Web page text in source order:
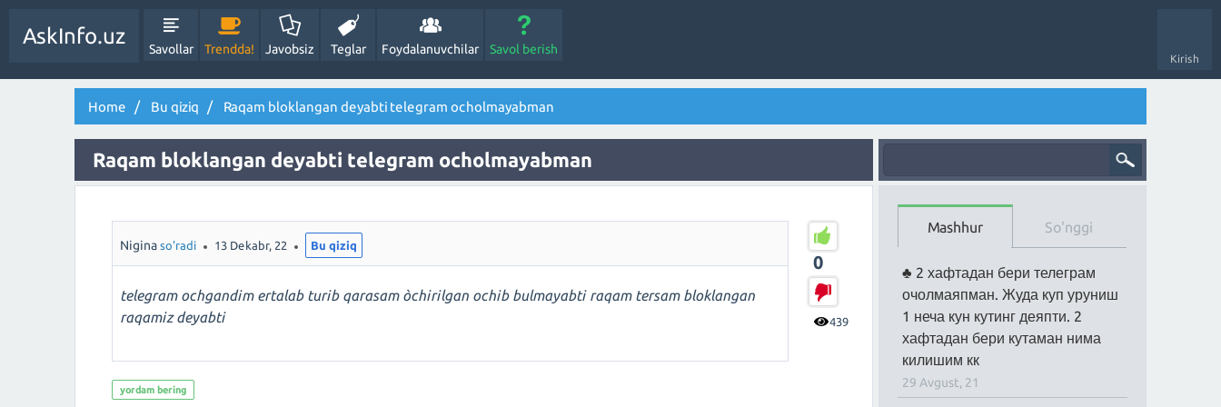
Kirish
AskInfo.uz
Savollar Trendda! Javobsiz Teglar Foydalanuvchilar Savol berish
Home Bu qiziq Raqam bloklangan deyabti telegram ocholmayabman
Raqam bloklangan deyabti telegram ocholmayabman
0
439
Nigina so'radi 13 Dekabr, 22 Bu qiziq
telegram ochgandim ertalab turib qarasam òchirilgan ochib bulmayabti raqam tersam bloklangan
raqamiz deyabti
yordam bering
Mashhur So'nggi
2 хафтадан бери телеграм
очолмаяпман. Жуда куп уруниш
1 неча кун кутинг деяпти. 2
хафтадан бери кутаман нима
килишим кк
29 Avgust, 21